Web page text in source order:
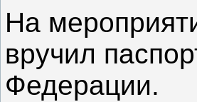
На
вручил
Федерации.